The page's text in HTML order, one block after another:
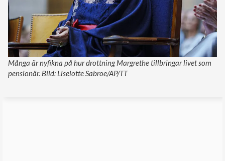
Många är nyfikna på hur drottning Margrethe tillbringar livet som
pensionär. Bild: Liselotte Sabroe/AP/TT